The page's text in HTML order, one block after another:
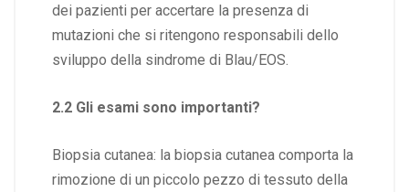
dei pazienti per accertare la presenza di
mutazioni che si ritengono responsabili dello
sviluppo della sindrome di Blau/EOS.
2.2 Gli esami sono importanti?
Biopsia cutanea: la biopsia cutanea comporta la
rimozione di un piccolo pezzo di tessuto della